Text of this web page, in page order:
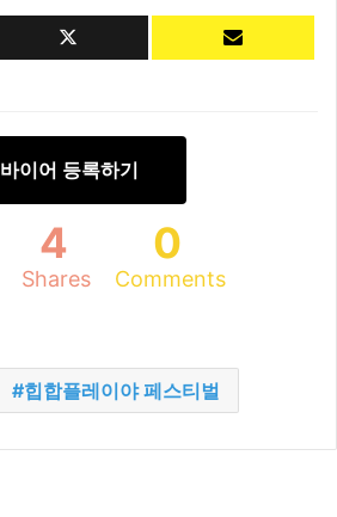
바이어 등록하기
4
Shares
0
Comments
힙합플레이야 페스티벌